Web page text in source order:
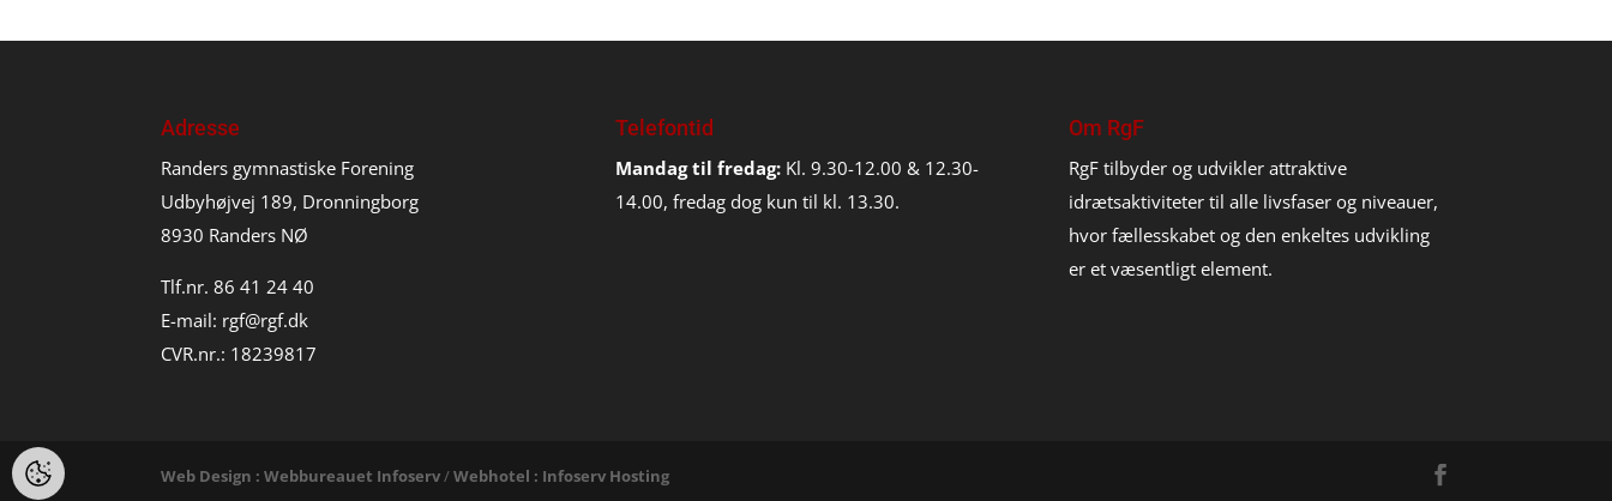
Adresse
Randers gymnastiske Forening
Udbyhøjvej 189, Dronningborg
8930 Randers NØ
Tlf.nr. 86 41 24 40
E-mail: rgf@rgf.dk
CVR.nr.: 18239817
Telefontid
Mandag til fredag: Kl. 9.30-12.00 & 12.30-
14.00, fredag dog kun til kl. 13.30.
Om RgF
RgF tilbyder og udvikler attraktive
idrætsaktiviteter til alle livsfaser og niveauer,
hvor fællesskabet og den enkeltes udvikling
er et væsentligt element.
Web Design : Webbureauet Infoserv/Webhotel : Infoserv Hosting